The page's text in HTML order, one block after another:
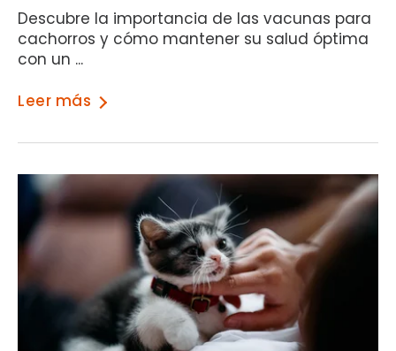
Descubre la importancia de las vacunas para
cachorros y cómo mantener su salud óptima
con un ...
Leer más